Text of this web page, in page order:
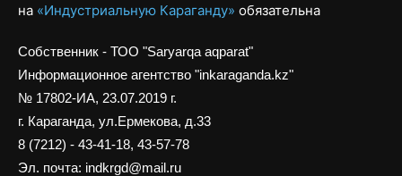
на «Индустриальную Караганду» обязательна
Собственник - ТОО "Saryarqa aqparat"
Информационное агентство "inkaraganda.kz"
№ 17802-ИА, 23.07.2019 г.
г. Караганда, ул.Ермекова, д.33
8 (7212) - 43-41-18, 43-57-78
Эл. почта: indkrgd@mail.ru